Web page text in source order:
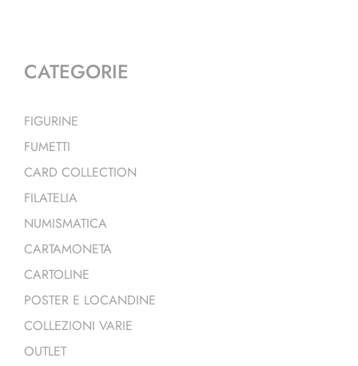
CATEGORIE
FIGURINE
FUMETTI
CARD COLLECTION
FILATELIA
NUMISMATICA
CARTAMONETA
CARTOLINE
POSTER E LOCANDINE
COLLEZIONI VARIE
OUTLET